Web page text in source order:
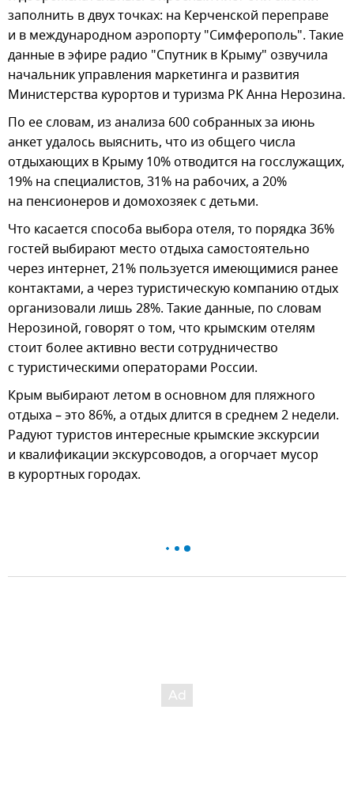
заполнить в двух точках: на Керченской переправе
и в международном аэропорту "Симферополь". Такие
данные в эфире радио "Спутник в Крыму" озвучила
начальник управления маркетинга и развития
Министерства курортов и туризма РК Анна Нерозина.
По ее словам, из анализа 600 собранных за июнь
анкет удалось выяснить, что из общего числа
отдыхающих в Крыму 10% отводится на госслужащих,
19% на специалистов, 31% на рабочих, а 20%
на пенсионеров и домохозяек с детьми.
Что касается способа выбора отеля, то порядка 36%
гостей выбирают место отдыха самостоятельно
через интернет, 21% пользуется имеющимися ранее
контактами, а через туристическую компанию отдых
организовали лишь 28%. Такие данные, по словам
Нерозиной, говорят о том, что крымским отелям
стоит более активно вести сотрудничество
с туристическими операторами России.
Крым выбирают летом в основном для пляжного
отдыха – это 86%, а отдых длится в среднем 2 недели.
Радуют туристов интересные крымские экскурсии
и квалификации экскурсоводов, а огорчает мусор
в курортных городах.